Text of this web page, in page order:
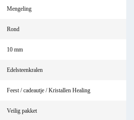
Mengeling
Rond
10 mm
Edelsteenkralen
Feest / cadeautje / Kristallen Healing
Veilig pakket